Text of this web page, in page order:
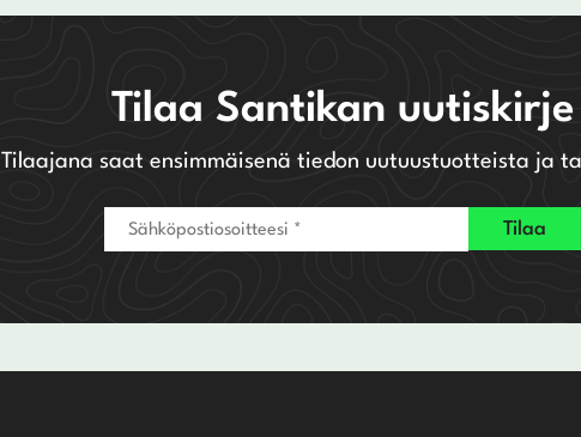
Tilaa Santikan uutiskirje
Tilaajana saat ensimmäisenä tiedon uutuustuotteista ja